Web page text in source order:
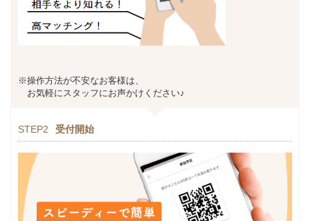
※操作方法が不安なお客様は、
お気軽にスタッフにお声かけください♪
STEP2 受付開始